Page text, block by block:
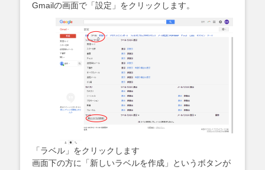
Gmailの画面で「設定」をクリックします。
「ラベル」をクリックします
画面下の方に「新しいラベルを作成」というボタンが